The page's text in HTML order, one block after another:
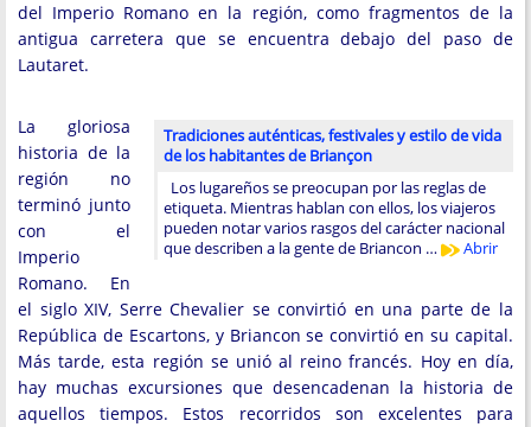
del Imperio Romano en la región, como fragmentos de la
antigua carretera que se encuentra debajo del paso de
Lautaret.
Tradiciones auténticas, festivales y estilo de vida
de los habitantes de Briançon
Los lugareños se preocupan por las reglas de
etiqueta. Mientras hablan con ellos, los viajeros
pueden notar varios rasgos del carácter nacional
que describen a la gente de Briancon …
Abrir
La gloriosa
historia de la
región no
terminó junto
con el
Imperio
Romano. En
el siglo XIV, Serre Chevalier se convirtió en una parte de la
República de Escartons, y Briancon se convirtió en su capital.
Más tarde, esta región se unió al reino francés. Hoy en día,
hay muchas excursiones que desencadenan la historia de
aquellos tiempos. Estos recorridos son excelentes para